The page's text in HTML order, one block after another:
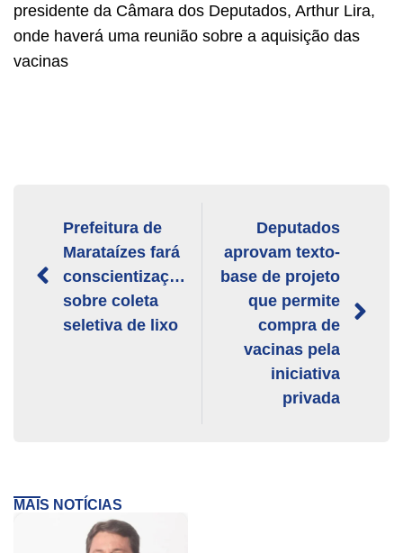
presidente da Câmara dos Deputados, Arthur Lira,
onde haverá uma reunião sobre a aquisição das
vacinas
Prefeitura de
Marataízes fará
conscientização
sobre coleta
seletiva de lixo
Deputados
aprovam texto-
base de projeto
que permite
compra de
vacinas pela
iniciativa
privada
MAIS NOTÍCIAS